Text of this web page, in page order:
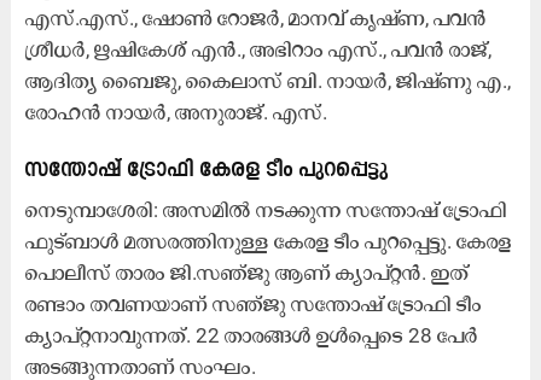
എസ്.എസ്., ഷോൺ റോജർ, മാനവ് കൃഷ്ണ, പവൻ
ശ്രീധർ, ഋഷികേശ് എൻ., അഭിറാം എസ്., പവൻ രാജ്,
ആദിത്യ ബൈജു, കൈലാസ് ബി. നായർ, ജിഷ്ണു എ.,
രോഹൻ നായർ, അനുരാജ്. എസ്.
സന്തോഷ് ട്രോഫി കേരള ടീം പുറപ്പെട്ടു
നെടുമ്പാശേരി: അസമിൽ നടക്കുന്ന സന്തോഷ് ട്രോഫി
ഫുട്ബാൾ മത്സരത്തിനുള്ള കേരള ടീം പുറപ്പെട്ടു. കേരള
പൊലീസ് താരം ജി.സഞ്ജു ആണ് ക്യാപ്റ്റൻ. ഇത്
രണ്ടാം തവണയാണ് സഞ്ജു സന്തോഷ് ട്രോഫി ടീം
ക്യാപ്റ്റനാവുന്നത്. 22 താരങ്ങൾ ഉൾപ്പെടെ 28 പേർ
അടങ്ങുന്നതാണ് സംഘം.